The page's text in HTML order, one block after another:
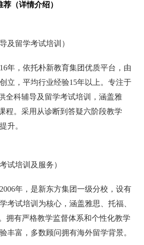
（详情介绍）
及留学考试培训）
年，依托朴新教育集团优质平台，由
立，平均行业经验15年以上。专注于
全科辅导及留学考试培训，涵盖雅
程。采用从诊断到答疑六阶段教学
升。
试培训及服务）
年，是新东方集团一级分校，设有
考试培训为核心，涵盖雅思、托福、
拥有严格教学监督体系和个性化教学
丰富，多数顾问拥有海外留学背景。